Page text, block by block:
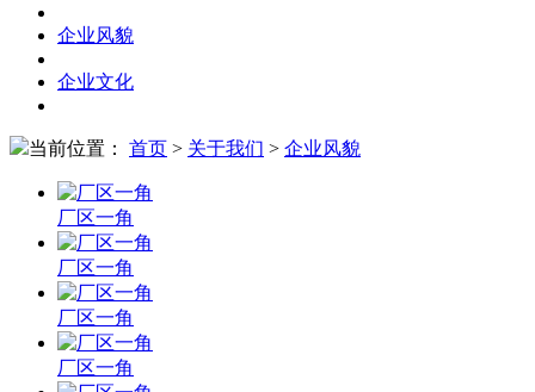
企业风貌
企业文化
当前位置： 首页 > 关于我们 > 企业风貌
厂区一角
厂区一角
厂区一角
厂区一角